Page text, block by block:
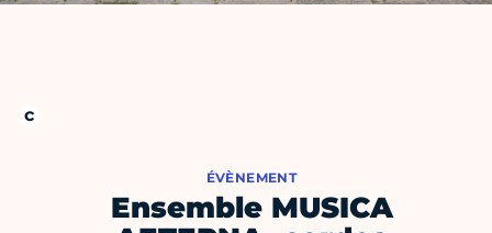
ÉVÈNEMENT
Ensemble MUSICA